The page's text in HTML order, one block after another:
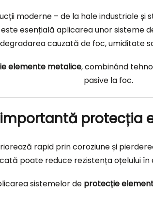
moderne – de la hale industriale
esențială aplicarea unor sisteme
degradarea cauzată de foc, umiditate
elemente metalice, combinând
pasive la foc.
importantă protecția
rapid prin coroziune și
poate reduce rezistența oțelului în
sistemelor de protecție